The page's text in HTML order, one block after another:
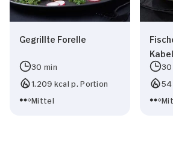
Gegrillte Forelle
30 min
1.209 kcal p. Portion
Mittel
30